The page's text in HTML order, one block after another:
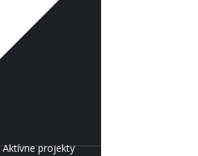
Aktívne projekty